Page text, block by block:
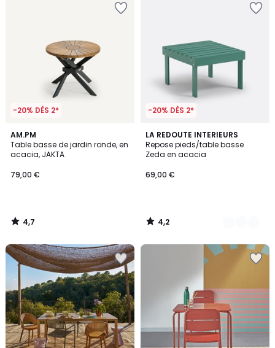
-20% DÈS 2*
AM.PM
Table basse de jardin ronde, en
acacia, JAKTA
79,00 €
4,7
/ 5
4,7
/
-20% DÈS 2*
LA REDOUTE INTERIEURS
Repose pieds/table basse
Zeda en acacia
69,00 €
4,2
/ 5
3
Couleurs
4,2
/